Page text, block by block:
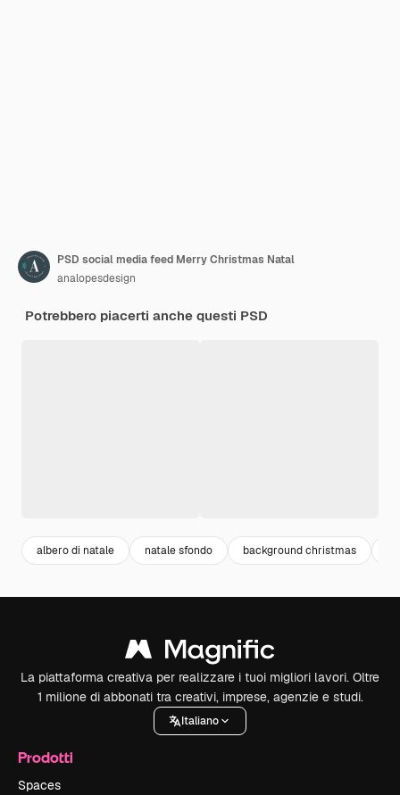
PSD social media feed Merry Christmas Natal
analopesdesign
Potrebbero piacerti anche questi PSD
albero di natale natale sfondo background christmas
La piattaforma creativa per realizzare i tuoi migliori lavori. Oltre
1 milione di abbonati tra creativi, imprese, agenzie e studi.
Italiano
Prodotti
Spaces